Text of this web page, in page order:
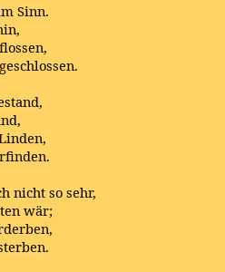
Sinn.
nicht so sehr,
wär;